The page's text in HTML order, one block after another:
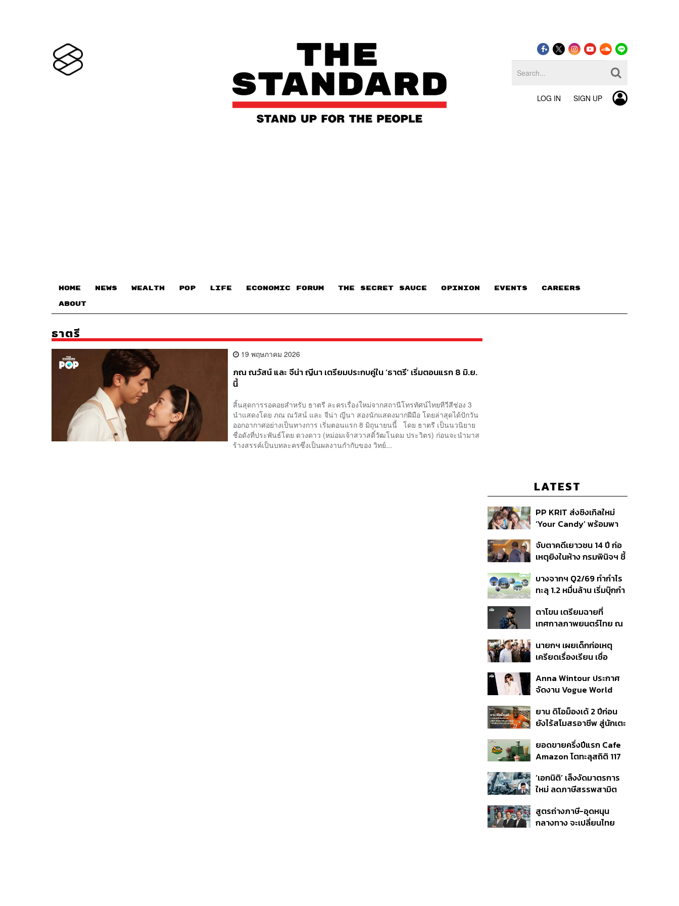
LOG IN SIGN UP
HOME NEWS WEALTH POP LIFE ECONOMIC FORUM THE SECRET SAUCE​ OPINION EVENTS CAREERS
ABOUT
ธาตรี
19 พฤษภาคม 2026
ภณ ณวัสน์ และ จีน่า ญีนา เตรียมประกบคู่ใน ‘ธาตรี’ เริ่มตอนแรก 8 มิ.ย.
นี้
สิ้นสุดการรอคอยสำหรับ ธาตรี ละครเรื่องใหม่จากสถานีโทรทัศน์ไทยทีวีสีช่อง 3
นำแสดงโดย ภณ ณวัสน์ และ จีน่า ญีนา สองนักแสดงมากฝีมือ โดยล่าสุดได้ปักวัน
ออกอากาศอย่างเป็นทางการ เริ่มตอนแรก 8 มิถุนายนนี้ โดย ธาตรี เป็นนวนิยาย
ชื่อดังที่ประพันธ์โดย ดวงดาว (หม่อมเจ้าสวาสดิ์วัฒโนดม ประวิตร) ก่อนจะนำมาส
ร้างสรรค์เป็นบทละครซึ่งเป็นผลงานกำกับของ วิทย์...
LATEST
PP KRIT ส่งซิงเกิลใหม่
‘Your Candy’ พร้อมพา
สิกวิดีโอ
จับตาคดีเยาวชน 14 ปี ก่อ
เหตุยิงในห้าง กรมพินิจฯ ชี้
เนื่อง ประเมินปล่อยตัว
บางจากฯ Q2/69 ทำกำไร
ทะลุ 1.2 หมื่นล้าน เริ่มบุ๊กกำ
แรก หนุนรายได้ครึ่งปีทะลุ
3.2 แสนล้าน
ตาโขน เตรียมฉายที่
เทศกาลภาพยนตร์ไทย ณ
นายกฯ เผยเด็กก่อเหตุ
เครียดเรื่องเรียน เชื่อ
กระสุนอีกกว่า 30 นัด หาก
ไม่จบชีวิตตัวเองอาจสูญ
Anna Wintour ประกาศ
จัดงาน Vogue World
ยาน ดิโอม็องเด้ 2 ปีก่อน
ยังไร้สโมสรอาชีพ สู่นักเตะ
สัญญาถึงน้องสาวผู้ล่วง
ลับ
ยอดขายครึ่งปีแรก Cafe
Amazon โตทะลุสถิติ 117
สไตล์ OR โตต่อเนื่อง
‘เอกนิติ’ เล็งงัดมาตรการ
ใหม่ ลดภาษีสรรพสามิต
โรงงานในไทย
สูตรถ่างภาษี-อุดหนุน
กลางทาง จะเปลี่ยนไทย